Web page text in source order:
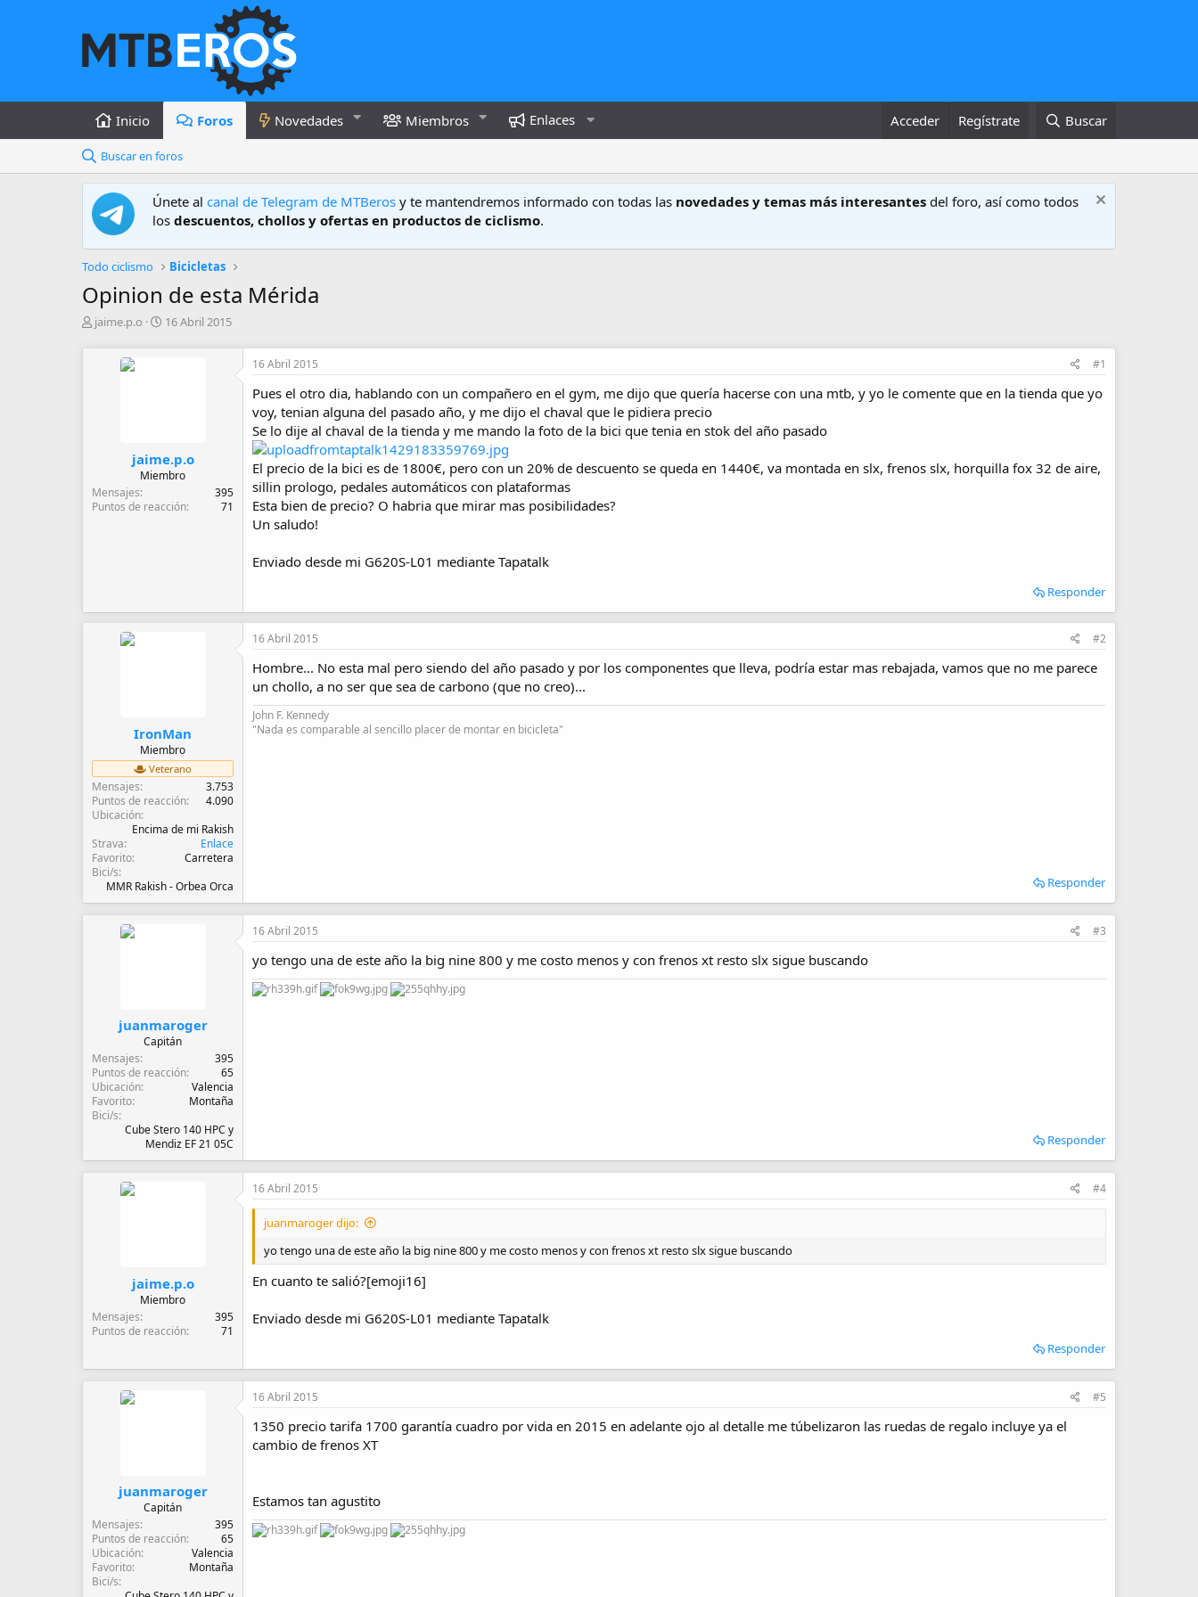
Inicio Foros Novedades Miembros Enlaces Acceder Regístrate Buscar
Buscar en foros
Únete al canal de Telegram de MTBeros y te mantendremos informado con todas las novedades y temas más interesantes del foro, así como todos
los descuentos, chollos y ofertas en productos de ciclismo.
Todo ciclismo Bicicletas
Opinion de esta Mérida
A
jaime.p.o
F
i
c
o
16 Abril 2015
jaime.p.o
Miembro
Mensajes
395
Puntos de reacción
71
16 Abril 2015 #1
Pues el otro dia, hablando con un compañero en el gym, me dijo que quería hacerse con una mtb, y yo le comente que en la tienda que yo
voy, tenian alguna del pasado año, y me dijo el chaval que le pidiera precio
Se lo dije al chaval de la tienda y me mando la foto de la bici que tenia en stok del año pasado
El precio de la bici es de 1800€, pero con un 20% de descuento se queda en 1440€, va montada en slx, frenos slx, horquilla fox 32 de aire,
sillin prologo, pedales automáticos con plataformas
Esta bien de precio? O habria que mirar mas posibilidades?
Un saludo!
Enviado desde mi G620S-L01 mediante Tapatalk
Responder
IronMan
Miembro
Veterano
Mensajes
3.753
Puntos de reacción
4.090
Ubicación
Encima de mi Rakish
Strava
Enlace
Favorito
Carretera
Bici/s
MMR Rakish - Orbea Orca
16 Abril 2015 #2
Hombre... No esta mal pero siendo del año pasado y por los componentes que lleva, podría estar mas rebajada, vamos que no me parece
un chollo, a no ser que sea de carbono (que no creo)...
John F. Kennedy
"Nada es comparable al sencillo placer de montar en bicicleta"
Responder
juanmaroger
Capitán
Mensajes
395
Puntos de reacción
65
Ubicación
Valencia
Favorito
Montaña
Bici/s
Cube Stero 140 HPC y
Mendiz EF 21 05C
16 Abril 2015 #3
yo tengo una de este año la big nine 800 y me costo menos y con frenos xt resto slx sigue buscando
Responder
jaime.p.o
Miembro
Mensajes
395
Puntos de reacción
71
16 Abril 2015 #4
juanmaroger dijo:
yo tengo una de este año la big nine 800 y me costo menos y con frenos xt resto slx sigue buscando
En cuanto te salió?[emoji16]
Enviado desde mi G620S-L01 mediante Tapatalk
Responder
juanmaroger
Capitán
Mensajes
395
Puntos de reacción
65
Ubicación
Valencia
Favorito
Montaña
Bici/s
16 Abril 2015 #5
1350 precio tarifa 1700 garantía cuadro por vida en 2015 en adelante ojo al detalle me túbelizaron las ruedas de regalo incluye ya el
cambio de frenos XT
Estamos tan agustito